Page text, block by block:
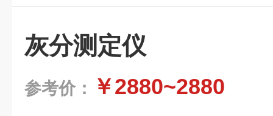
灰分测定仪
参考价： ￥2880~2880